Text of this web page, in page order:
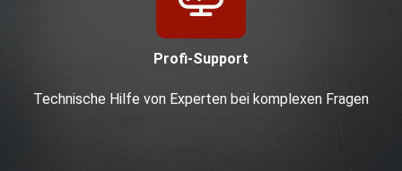
Profi-Support
Technische Hilfe von Experten bei komplexen Fragen